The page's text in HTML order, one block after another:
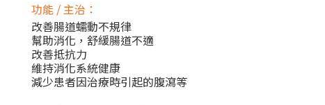
功能 / 主治：
改善腸道蠕動不規律
幫助消化，舒緩腸道不適
改善抵抗力
維持消化系統健康
減少患者因治療時引起的腹瀉等